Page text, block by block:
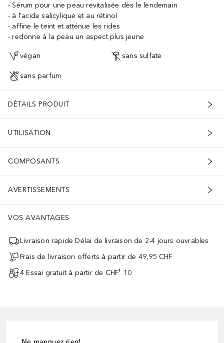
Sérum pour une peau revitalisée dès le lendemain
à l'acide salicylique et au rétinol
affine le teint et atténue les rides
redonne à la peau un aspect plus jeune
végan sans sulfate
sans parfum
DÉTAILS PRODUIT
UTILISATION
COMPOSANTS
AVERTISSEMENTS
VOS AVANTAGES
Livraison rapide Délai de livraison de 2-4 jours ouvrables
Frais de livraison offerts à partir de 49,95 CHF
4 Essai gratuit à partir de CHF¹ 10